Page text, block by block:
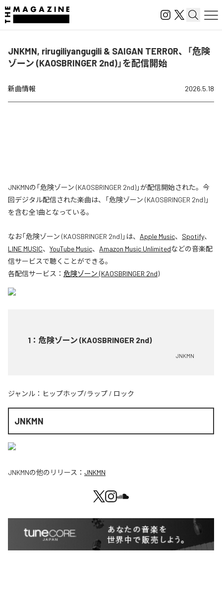
JNKMN, rirugiliyangugili & SAIGAN TERROR、「危険
ゾーン (KAOSBRINGER 2nd)」を配信開始
新曲情報 2026.5.18
JNKMNの「危険ゾーン (KAOSBRINGER 2nd)」が配信開始された。今
回デジタル配信された楽曲は、「危険ゾーン (KAOSBRINGER 2nd)」
を含む全1曲となっている。
なお「危険ゾーン (KAOSBRINGER 2nd)」は、 Apple Music、 Spotify、
LINE MUSIC、 YouTube Music、 Amazon Music Unlimitedなどの音楽配
信サービスで聴くことができる。
各配信サービス： 危険ゾーン (KAOSBRINGER 2nd)
1 ： 危険ゾーン (KAOSBRINGER 2nd)
JNKMN
ジャンル： ヒップホップ/ラップ / ロック
JNKMN
JNKMNの他のリリース： JNKMN